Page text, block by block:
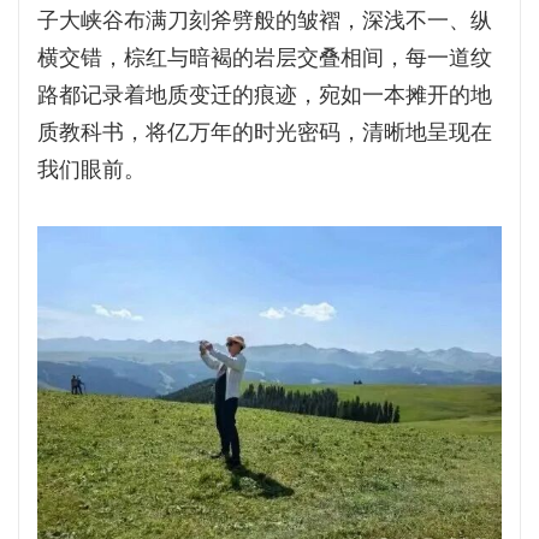
子大峡谷布满刀刻斧劈般的皱褶，深浅不一、纵
横交错，棕红与暗褐的岩层交叠相间，每一道纹
路都记录着地质变迁的痕迹，宛如一本摊开的地
质教科书，将亿万年的时光密码，清晰地呈现在
我们眼前。